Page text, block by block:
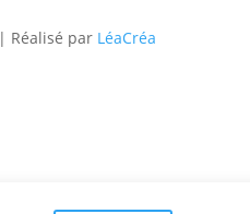
| Réalisé par LéaCréa